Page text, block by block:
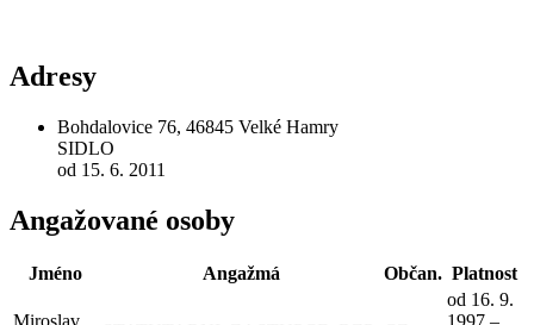
Adresy
Bohdalovice 76, 46845 Velké Hamry
SIDLO
od 15. 6. 2011
Angažované osoby
Jméno Angažmá Občan. Platnost
od 16. 9.